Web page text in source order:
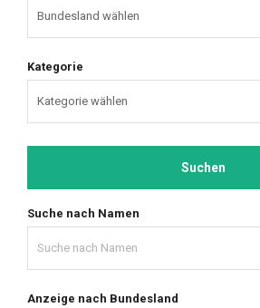
Kategorie
Suche nach Namen
Anzeige nach Bundesland